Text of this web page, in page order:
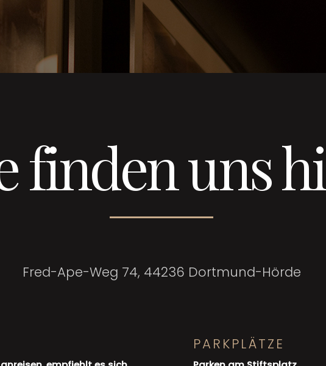
finden uns
Fred-Ape-Weg 74, 44236 Dortmund-Hörde
PARKPLÄTZE